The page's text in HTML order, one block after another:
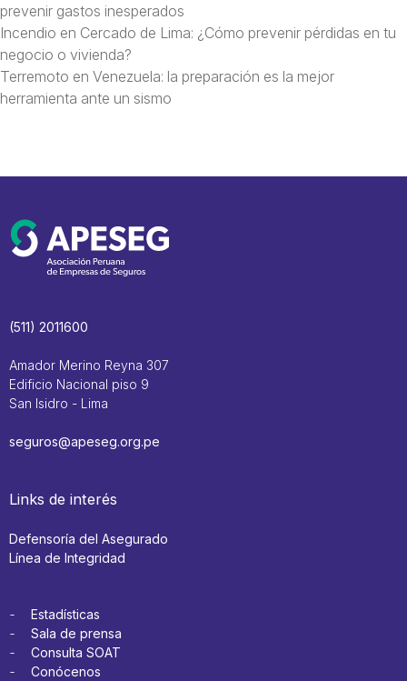
prevenir gastos inesperados
Incendio en Cercado de Lima: ¿Cómo prevenir pérdidas en tu
negocio o vivienda?
Terremoto en Venezuela: la preparación es la mejor
herramienta ante un sismo
(511) 2011600
Amador Merino Reyna 307
Edificio Nacional piso 9
San Isidro - Lima
seguros@apeseg.org.pe
Links de interés
Defensoría del Asegurado
Línea de Integridad
Estadísticas
Sala de prensa
Consulta SOAT
Conócenos